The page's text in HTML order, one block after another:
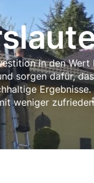
in den Wert
sorgen dafür,
Ergebnisse.
weniger